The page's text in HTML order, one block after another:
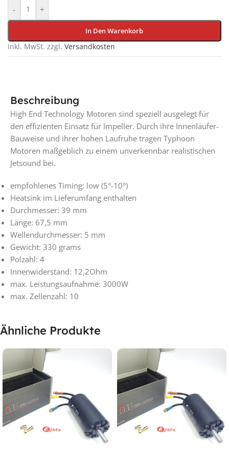
- +
In Den Warenkorb
inkl. MwSt. zzgl. Versandkosten
Beschreibung
High End Technology Motoren sind speziell ausgelegt für
den effizienten Einsatz für Impeller. Durch ihre Innenläufer-
Bauweise und ihrer hohen Laufruhe tragen Typhoon
Motoren maßgeblich zu einem unverkennbar realistischen
Jetsound bei.
empfohlenes Timing: low (5°-10°)
Heatsink im Lieferumfang enthalten
Durchmesser: 39 mm
Länge: 67,5 mm
Wellendurchmesser: 5 mm
Gewicht: 330 grams
Polzahl: 4
Innenwiderstand: 12,2Ohm
max. Leistungsaufnahme: 3000W
max. Zellenzahl: 10
Ähnliche Produkte